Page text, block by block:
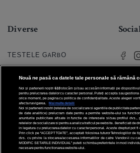
Diverse
TESTELE GARBO
HOROSCOP
HOROSCOPUL IUBIRII
FORUMURI
TRATAMENTE NATURISTE
© 2026
Toate
Nouă ne pasă ca datele tale personale să rămână
Noi și partenerii noștri 610stocăm și/sau accesăm informații pe
pentru prelucrarea datelor cu caracter personal. Puteți accepta sau
orice moment, pe pagina cu politica de confidențialitate. Aceste alegeri vor
afecta navigarea.
Mai multe detalii
Noi si partenerii nostri (retelele de socializare si agentiile de publicitate
de date analitice) prelucram date pentru a permite website-ului sa
anunturile publicitare afisate in functie de interesele si/sau profilul dvs.,
retelelor de socializare si pentru a analiza traficul pe website. Beneficiati de
in legatura cu prelucrarea datelor cu caracter personal. Aceste drepturi pot
Prin click pe “ACCEPT TOATE”, acceptati folosirea tuturor Tehnologiilor
dvs. cu privire la stocarea/accesarea informatiilor de catre Vendor-ii cu
MODIFIC SETARILE INDIVIDUAL” puteti schimba preferintele in mod
necesare pentru functionarea website-ului.